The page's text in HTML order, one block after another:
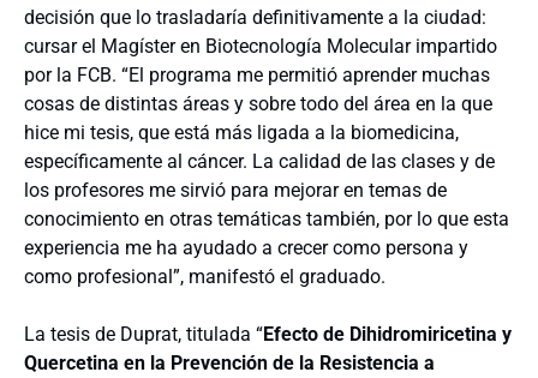
decisión que lo trasladaría definitivamente a la ciudad:
cursar el Magíster en Biotecnología Molecular impartido
por la FCB. “El programa me permitió aprender muchas
cosas de distintas áreas y sobre todo del área en la que
hice mi tesis, que está más ligada a la biomedicina,
específicamente al cáncer. La calidad de las clases y de
los profesores me sirvió para mejorar en temas de
conocimiento en otras temáticas también, por lo que esta
experiencia me ha ayudado a crecer como persona y
como profesional”, manifestó el graduado.
La tesis de Duprat, titulada “Efecto de Dihidromiricetina y
Quercetina en la Prevención de la Resistencia a